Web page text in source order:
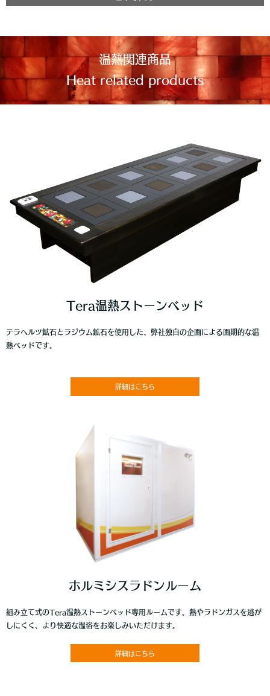
温熱関連商品
Heat related products
Tera温熱ストーンベッド
テラヘルツ鉱石とラジウム鉱石を使用した、弊社独自の企画による画期的な温
熱ベッドです。
詳細はこちら
ホルミシスラドンルーム
組み立て式のTera温熱ストーンベッド専用ルームです。熱やラドンガスを逃が
しにくく、より快適な温浴をお楽しみいただけます。
詳細はこちら